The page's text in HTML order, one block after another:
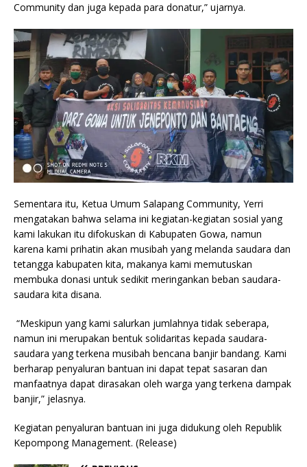
Community dan juga kepada para donatur,” ujarnya.
Sementara itu, Ketua Umum Salapang Community, Yerri
mengatakan bahwa selama ini kegiatan-kegiatan sosial yang
kami lakukan itu difokuskan di Kabupaten Gowa, namun
karena kami prihatin akan musibah yang melanda saudara dan
tetangga kabupaten kita, makanya kami memutuskan
membuka donasi untuk sedikit meringankan beban saudara-
saudara kita disana.
“Meskipun yang kami salurkan jumlahnya tidak seberapa,
namun ini merupakan bentuk solidaritas kepada saudara-
saudara yang terkena musibah bencana banjir bandang. Kami
berharap penyaluran bantuan ini dapat tepat sasaran dan
manfaatnya dapat dirasakan oleh warga yang terkena dampak
banjir,” jelasnya.
Kegiatan penyaluran bantuan ini juga didukung oleh Republik
Kepompong Management. (Release)